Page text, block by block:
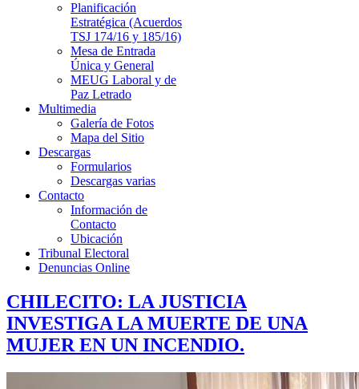
Planificación
Estratégica (Acuerdos
TSJ 174/16 y 185/16)
Mesa de Entrada
Única y General
MEUG Laboral y de
Paz Letrado
Multimedia
Galería de Fotos
Mapa del Sitio
Descargas
Formularios
Descargas varias
Contacto
Información de
Contacto
Ubicación
Tribunal Electoral
Denuncias Online
CHILECITO: LA JUSTICIA
INVESTIGA LA MUERTE DE UNA
MUJER EN UN INCENDIO.